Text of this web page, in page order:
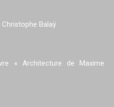
Balaÿ
« Architecture de Maxime